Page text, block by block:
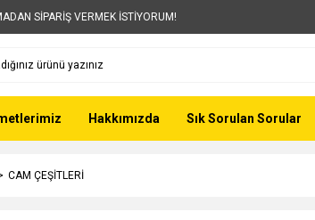
SİPARİŞ VERMEK İSTİYORUM!
Hakkımızda Sık Sorulan Sorular
CAM ÇEŞİTLERİ